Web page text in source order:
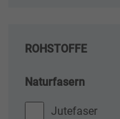
ROHSTOFFE
Naturfasern
Jutefaser